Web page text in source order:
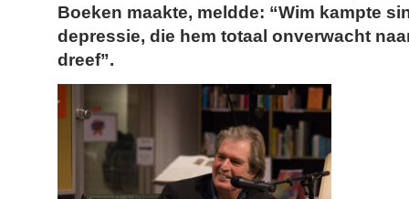
Boeken maakte, meldde: “Wim kampte
depressie, die hem totaal onverwacht
dreef”.